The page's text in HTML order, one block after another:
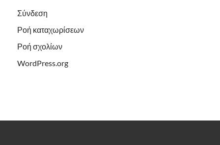
Σύνδεση
Ροή καταχωρίσεων
Ροή σχολίων
WordPress.org